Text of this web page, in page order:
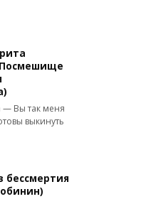
— Вы так меня
выкинуть
бессмертия